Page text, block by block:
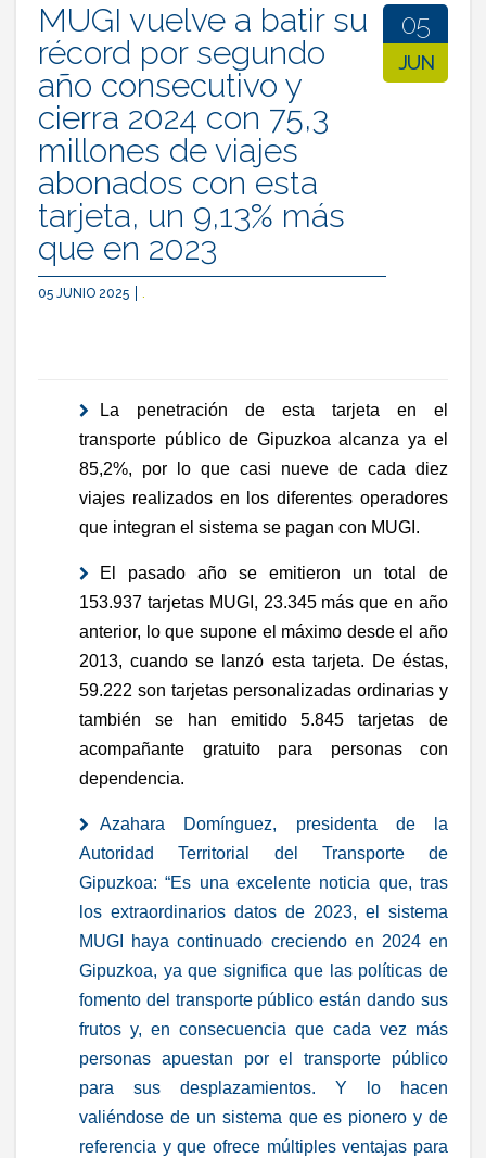
MUGI vuelve a batir su
récord por segundo
año consecutivo y
cierra 2024 con 75,3
millones de viajes
abonados con esta
tarjeta, un 9,13% más
que en 2023
05
JUN
05 JUNIO 2025 .
La penetración de esta tarjeta en el
transporte público de Gipuzkoa alcanza ya el
85,2%, por lo que casi nueve de cada diez
viajes realizados en los diferentes operadores
que integran el sistema se pagan con MUGI.
El pasado año se emitieron un total de
153.937 tarjetas MUGI, 23.345 más que en año
anterior, lo que supone el máximo desde el año
2013, cuando se lanzó esta tarjeta. De éstas,
59.222 son tarjetas personalizadas ordinarias y
también se han emitido 5.845 tarjetas de
acompañante gratuito para personas con
dependencia.
Azahara Domínguez, presidenta de la
Autoridad Territorial del Transporte de
Gipuzkoa: “Es una excelente noticia que, tras
los extraordinarios datos de 2023, el sistema
MUGI haya continuado creciendo en 2024 en
Gipuzkoa, ya que significa que las políticas de
fomento del transporte público están dando sus
frutos y, en consecuencia que cada vez más
personas apuestan por el transporte público
para sus desplazamientos. Y lo hacen
valiéndose de un sistema que es pionero y de
referencia y que ofrece múltiples ventajas para